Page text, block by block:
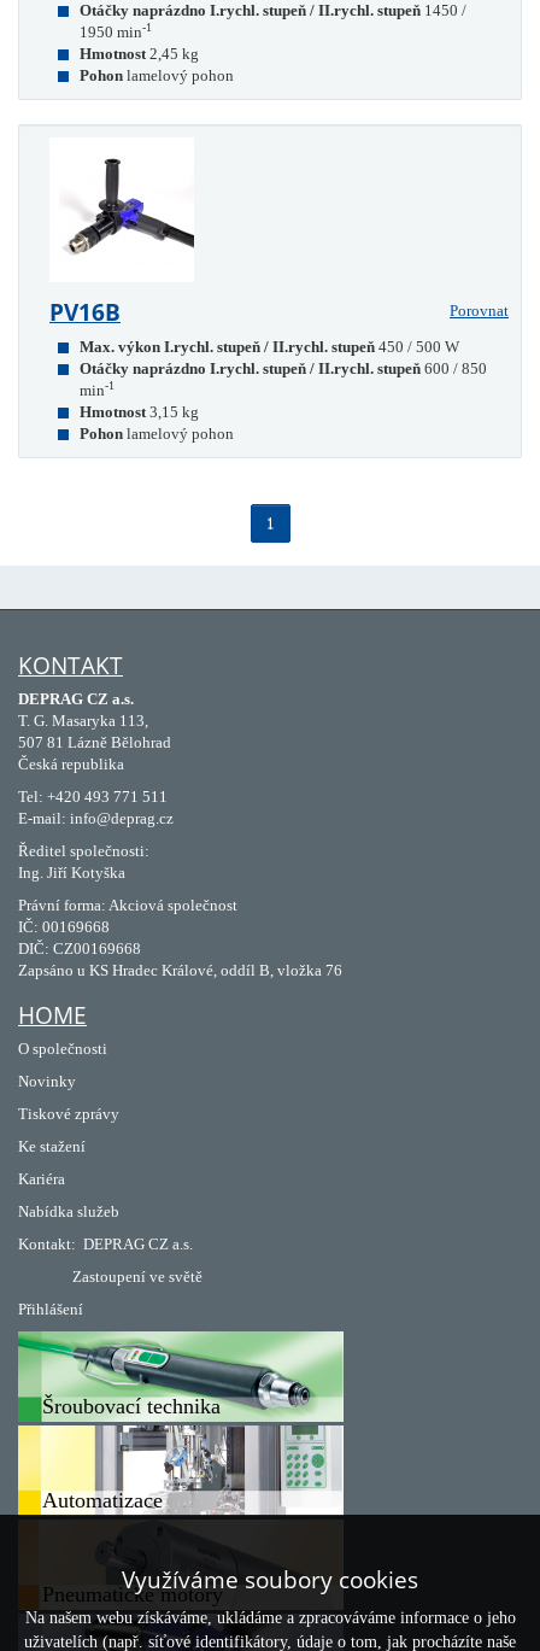
Otáčky naprázdno I.rychl. stupeň / II.rychl. stupeň 1450 /
1950 min-1
Hmotnost 2,45 kg
Pohon lamelový pohon
PV16B
Porovnat
Max. výkon I.rychl. stupeň / II.rychl. stupeň 450 / 500 W
Otáčky naprázdno I.rychl. stupeň / II.rychl. stupeň 600 / 850
min-1
Hmotnost 3,15 kg
Pohon lamelový pohon
1
KONTAKT
DEPRAG CZ a.s.
T. G. Masaryka 113,
507 81 Lázně Bělohrad
Česká republika
Tel: +420 493 771 511
E-mail: info@deprag.cz
Ředitel společnosti:
Ing. Jiří Kotyška
Právní forma: Akciová společnost
IČ: 00169668
DIČ: CZ00169668
Zapsáno u KS Hradec Králové, oddíl B, vložka 76
HOME
O společnosti
Novinky
Tiskové zprávy
Ke stažení
Kariéra
Nabídka služeb
Kontakt: DEPRAG CZ a.s.
Zastoupení ve světě
Přihlášení
Šroubovací technika
Automatizace
Pneumatické motory
Využíváme soubory cookies
Na našem webu získáváme, ukládáme a zpracováváme informace o jeho
uživatelích (např. síťové identifikátory, údaje o tom, jak procházíte naše